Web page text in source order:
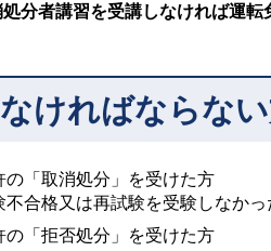
分者講習を受講しなければ運
ければならな
の「取消処分」を受けた方
不合格又は再試験を受験しなか
の「拒否処分」を受けた方